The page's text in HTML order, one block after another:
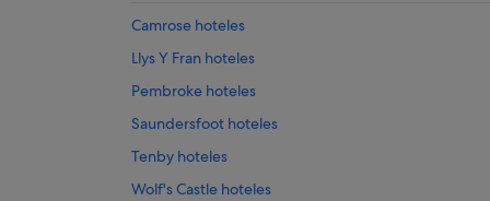
Camrose hoteles
Llys Y Fran hoteles
Pembroke hoteles
Saundersfoot hoteles
Tenby hoteles
Wolf's Castle hoteles